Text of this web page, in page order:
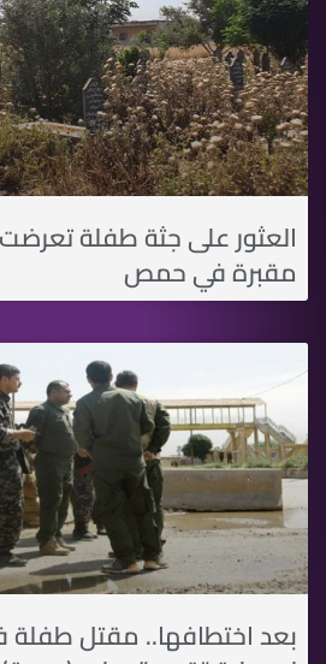
العثور على جثة طفلة
مقبرة في حمص
بعد اختطافها.. مقتل